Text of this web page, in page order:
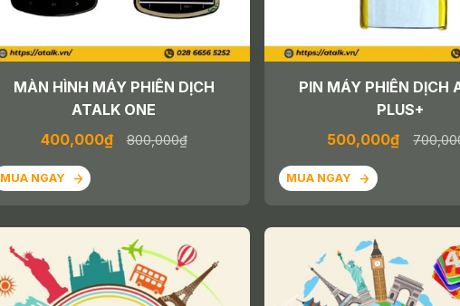
MÀN HÌNH MÁY PHIÊN DỊCH
ATALK ONE
400,000₫
800,000₫
MUA NGAY
PIN MÁY PHIÊN DỊCH
PLUS+
500,000₫
MUA NGAY